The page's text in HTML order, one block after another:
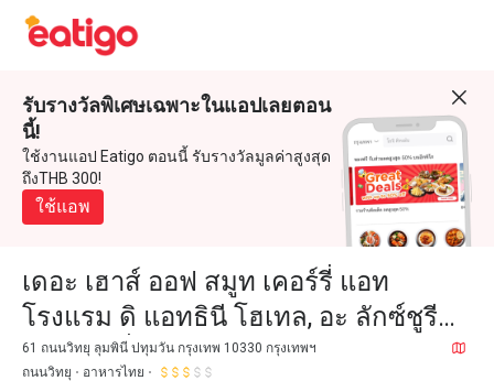
รับรางวัลพิเศษเฉพาะในแอปเลยตอน
นี้!
ใช้งานแอป Eatigo ตอนนี้ รับรางวัลมูลค่าสูงสุด
ถึงTHB 300!
ใช้แอพ
เดอะ เฮาส์ ออฟ สมูท เคอร์รี่ แอท
โรงแรม ดิ แอทธินี โฮเทล, อะ ลักซ์ชูรี
คอลเล็คชั่น โฮเทล
61 ถนนวิทยุ ลุมพินี ปทุมวัน กรุงเทพ 10330 กรุงเทพฯ
ถนนวิทยุ
อาหารไทย